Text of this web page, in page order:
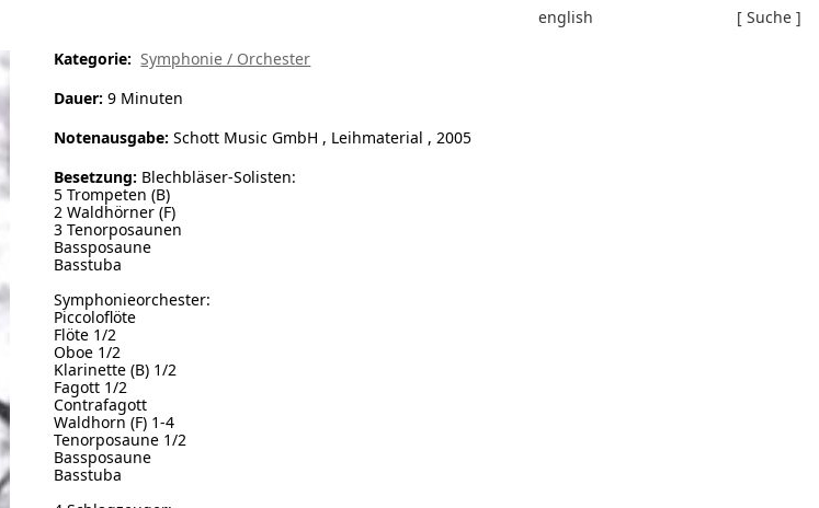
english [ Suche ]
Kategorie: Symphonie / Orchester
Dauer: 9 Minuten
Notenausgabe: Schott Music GmbH , Leihmaterial , 2005
Besetzung: Blechbläser-Solisten:
5 Trompeten (B)
2 Waldhörner (F)
3 Tenorposaunen
Bassposaune
Basstuba
Symphonieorchester:
Piccoloflöte
Flöte 1/2
Oboe 1/2
Klarinette (B) 1/2
Fagott 1/2
Contrafagott
Waldhorn (F) 1-4
Tenorposaune 1/2
Bassposaune
Basstuba